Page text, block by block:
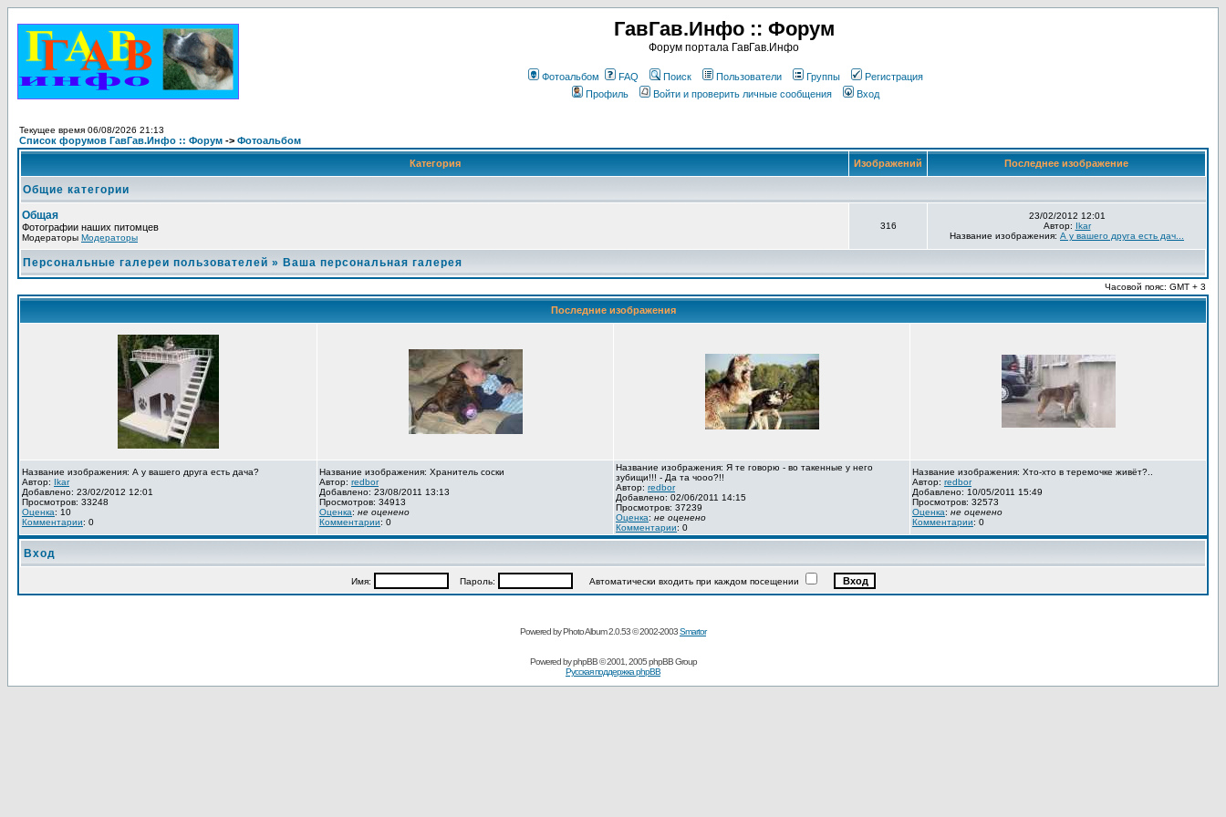
ГавГав.Инфо :: Форум
Форум портала ГавГав.Инфо
Фотоальбом FAQ Поиск Пользователи Группы
Регистрация
Профиль
Войти и проверить личные сообщения Вход
Текущее время 06/08/2026 21:13
Список форумов ГавГав.Инфо :: Форум -> Фотоальбом
Категория Изображений Последнее изображение
Общие категории
Общая
Фотографии наших питомцев
Модераторы Модераторы
316
23/02/2012 12:01
Автор: Ikar
Название изображения: А у вашего друга есть дач...
Персональные галереи пользователей » Ваша персональная галерея
Часовой пояс: GMT + 3
Последние изображения
Название изображения: А у вашего друга есть дача?
Автор: Ikar
Добавлено: 23/02/2012 12:01
Просмотров: 33248
Оценка: 10
Комментарии: 0
Название изображения: Хранитель соски
Автор: redbor
Добавлено: 23/08/2011 13:13
Просмотров: 34913
Оценка: не оценено
Комментарии: 0
Название изображения: Я те говорю - во такенные у него
зубищи!!! - Да та чооо?!!
Автор: redbor
Добавлено: 02/06/2011 14:15
Просмотров: 37239
Оценка: не оценено
Комментарии: 0
Название изображения: Хто-хто в теремочке живёт?..
Автор: redbor
Добавлено: 10/05/2011 15:49
Просмотров: 32573
Оценка: не оценено
Комментарии: 0
Вход
Имя: Пароль: Автоматически входить при каждом посещении
Powered by Photo Album 2.0.53 © 2002-2003Smartor
Powered byphpBB© 2001, 2005 phpBB Group
Русская поддержка phpBB